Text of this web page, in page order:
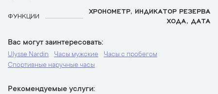
ФУНКЦИИ
ХРОНОМЕТР, ИНДИКАТОР РЕЗЕРВА
ХОДА, ДАТА
Вас могут заинтересовать
Ulysse Nardin Часы мужские
Часы с пробегом
Спортивные наручные часы
Рекомендуемые услуги